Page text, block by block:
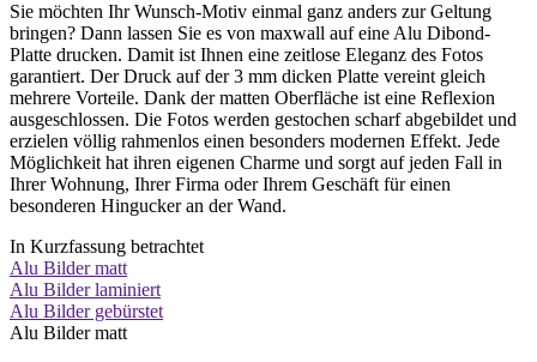
Sie möchten Ihr Wunsch-Motiv einmal ganz anders zur Geltung
bringen? Dann lassen Sie es von maxwall auf eine Alu Dibond-
Platte drucken. Damit ist Ihnen eine zeitlose Eleganz des Fotos
garantiert. Der Druck auf der 3 mm dicken Platte vereint gleich
mehrere Vorteile. Dank der matten Oberfläche ist eine Reflexion
ausgeschlossen. Die Fotos werden gestochen scharf abgebildet und
erzielen völlig rahmenlos einen besonders modernen Effekt. Jede
Möglichkeit hat ihren eigenen Charme und sorgt auf jeden Fall in
Ihrer Wohnung, Ihrer Firma oder Ihrem Geschäft für einen
besonderen Hingucker an der Wand.
In Kurzfassung betrachtet
Alu Bilder matt
Alu Bilder laminiert
Alu Bilder gebürstet
Alu Bilder matt